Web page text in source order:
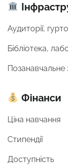
Аудиторії,
Бібліотека,
Позанавчальне
Фінанси
Ціна навчання
Стипендії
Доступність